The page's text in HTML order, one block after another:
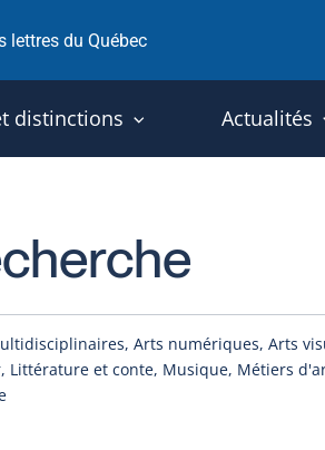
lettres du Québec
distinctions Actualités
Arts numériques, Arts
Littérature et conte, Musique, Métiers